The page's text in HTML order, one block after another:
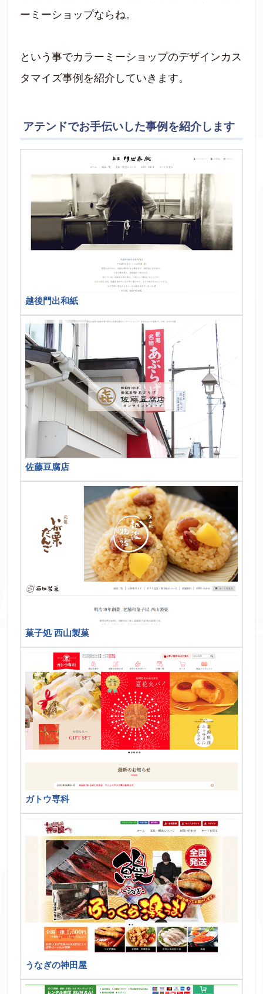
ーミーショップならね。
という事でカラーミーショップのデザインカス
タマイズ事例を紹介していきます。
アテンドでお手伝いした事例を紹介します
越後門出和紙
佐藤豆腐店
菓子処 西山製菓
ガトウ専科
うなぎの神田屋